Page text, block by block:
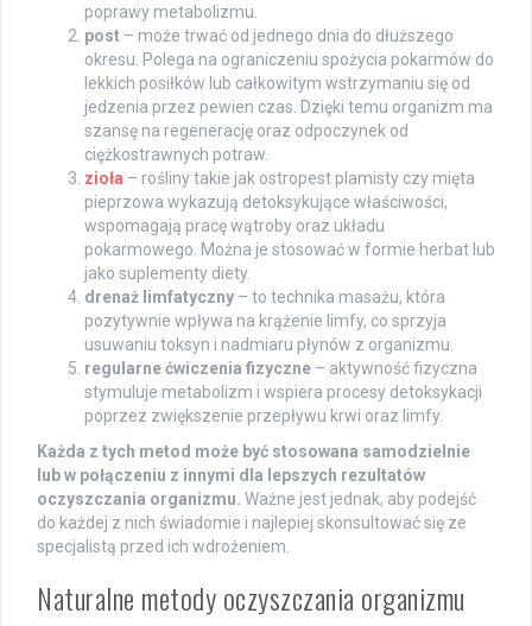
poprawy metabolizmu.
post – może trwać od jednego dnia do dłuższego
okresu. Polega na ograniczeniu spożycia pokarmów do
lekkich posiłków lub całkowitym wstrzymaniu się od
jedzenia przez pewien czas. Dzięki temu organizm ma
szansę na regenerację oraz odpoczynek od
ciężkostrawnych potraw.
zioła – rośliny takie jak ostropest plamisty czy mięta
pieprzowa wykazują detoksykujące właściwości,
wspomagają pracę wątroby oraz układu
pokarmowego. Można je stosować w formie herbat lub
jako suplementy diety.
drenaż limfatyczny – to technika masażu, która
pozytywnie wpływa na krążenie limfy, co sprzyja
usuwaniu toksyn i nadmiaru płynów z organizmu.
regularne ćwiczenia fizyczne – aktywność fizyczna
stymuluje metabolizm i wspiera procesy detoksykacji
poprzez zwiększenie przepływu krwi oraz limfy.
Każda z tych metod może być stosowana samodzielnie
lub w połączeniu z innymi dla lepszych rezultatów
oczyszczania organizmu. Ważne jest jednak, aby podejść
do każdej z nich świadomie i najlepiej skonsultować się ze
specjalistą przed ich wdrożeniem.
Naturalne metody oczyszczania organizmu